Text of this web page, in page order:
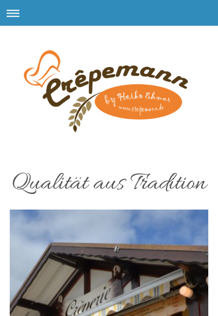
Qualität aus Tradition